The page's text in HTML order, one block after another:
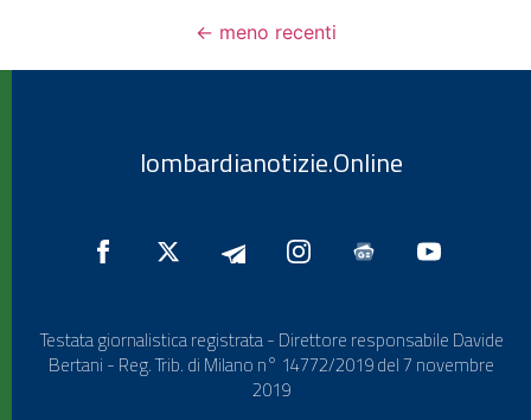
← meno recenti
lombardianotizie.Online
Testata giornalistica registrata - Direttore responsabile Davide
Bertani - Reg. Trib. di Milano n° 14772/2019 del 7 novembre
2019